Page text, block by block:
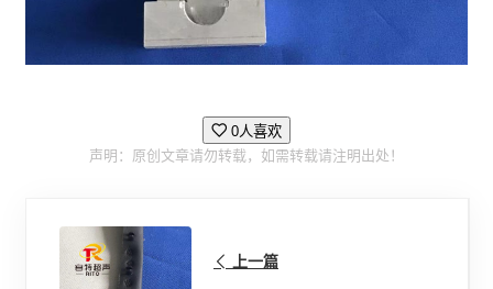
0人喜欢
声明：原创文章请勿转载，如需转载请注明出处！
上一篇